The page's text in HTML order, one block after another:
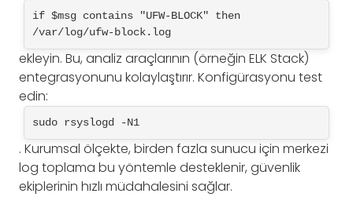
if $msg contains "UFW-BLOCK" then
/var/log/ufw-block.log
ekleyin. Bu, analiz araçlarının (örneğin ELK Stack)
entegrasyonunu kolaylaştırır. Konfigürasyonu test
edin:
sudo rsyslogd -N1
. Kurumsal ölçekte, birden fazla sunucu için merkezi
log toplama bu yöntemle desteklenir, güvenlik
ekiplerinin hızlı müdahalesini sağlar.